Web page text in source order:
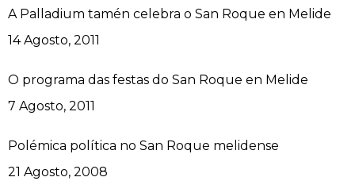
A Palladium tamén celebra o San Roque en Melide
Data
14 Agosto, 2011
O programa das festas do San Roque en Melide
Data
7 Agosto, 2011
Polémica política no San Roque melidense
Data
21 Agosto, 2008